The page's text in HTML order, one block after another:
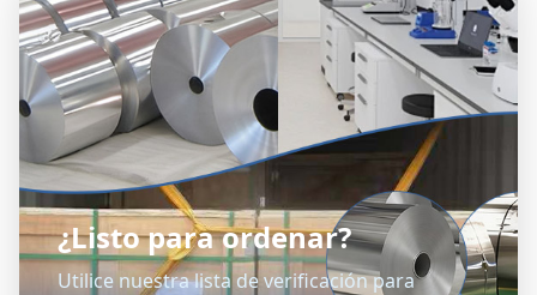
¿Listo para ordenar?
Utilice nuestra lista de verificación para